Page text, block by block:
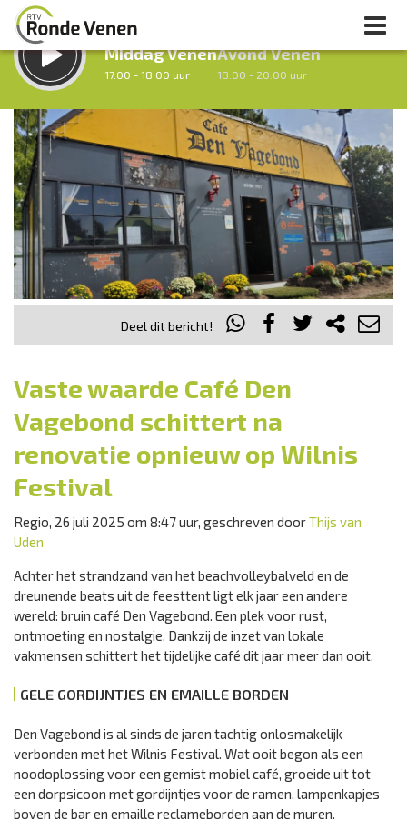
LUISTER LIVE:
Middag Venen
17.00 - 18.00 uur
Avond Venen
18.00 - 20.00 uur
Vorig uur uur 1 van 0 Volgend uur
Inklappen
Deel dit bericht!
Vaste waarde Café Den
Vagebond schittert na
renovatie opnieuw op Wilnis
Festival
Regio, 26 juli 2025 om 8:47 uur, geschreven doorThijs van
Uden
Achter het strandzand van het beachvolleybalveld en de
dreunende beats uit de feesttent ligt elk jaar een andere
wereld: bruin café Den Vagebond. Een plek voor rust,
ontmoeting en nostalgie. Dankzij de inzet van lokale
vakmensen schittert het tijdelijke café dit jaar meer dan ooit.
GELE GORDIJNTJES EN EMAILLE BORDEN
Den Vagebond is al sinds de jaren tachtig onlosmakelijk
verbonden met het Wilnis Festival. Wat ooit begon als een
noodoplossing voor een gemist mobiel café, groeide uit tot
een dorpsicoon met gordijntjes voor de ramen, lampenkapjes
boven de bar en emaille reclameborden aan de muren.